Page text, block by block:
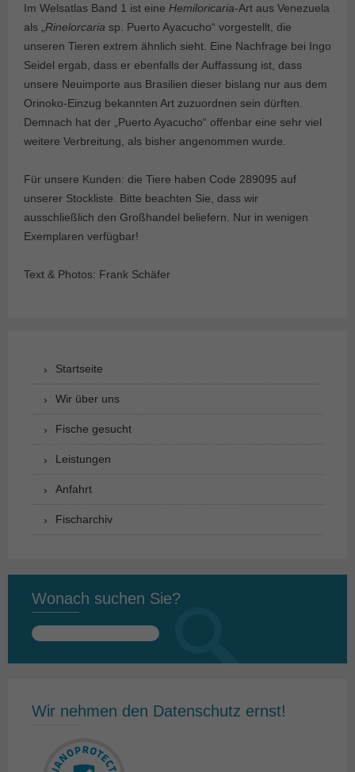
Im Welsatlas Band 1 ist eine Hemiloricaria-Art aus Venezuela
als „ Rinelorcaria sp. Puerto Ayacucho“ vorgestellt, die
unseren Tieren extrem ähnlich sieht. Eine Nachfrage bei Ingo
Seidel ergab, dass er ebenfalls der Auffassung ist, dass
unsere Neuimporte aus Brasilien dieser bislang nur aus dem
Orinoko-Einzug bekannten Art zuzuordnen sein dürften.
Demnach hat der „Puerto Ayacucho“ offenbar eine sehr viel
weitere Verbreitung, als bisher angenommen wurde.
Für unsere Kunden: die Tiere haben Code 289095 auf
unserer Stockliste. Bitte beachten Sie, dass wir
ausschließlich den Großhandel beliefern. Nur in wenigen
Exemplaren verfügbar!
Text & Photos: Frank Schäfer
Startseite
Wir über uns
Fische gesucht
Leistungen
Anfahrt
Fischarchiv
Wonach suchen Sie?
Suchen
Wir nehmen den Datenschutz ernst!